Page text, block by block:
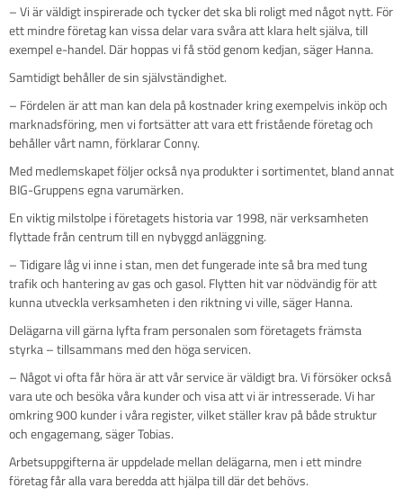
– Vi är väldigt inspirerade och tycker det ska bli roligt med något nytt. För
ett mindre företag kan vissa delar vara svåra att klara helt själva, till
exempel e-handel. Där hoppas vi få stöd genom kedjan, säger Hanna.
Samtidigt behåller de sin självständighet.
– Fördelen är att man kan dela på kostnader kring exempelvis inköp och
marknadsföring, men vi fortsätter att vara ett fristående företag och
behåller vårt namn, förklarar Conny.
Med medlemskapet följer också nya produkter i sortimentet, bland annat
BIG-Gruppens egna varumärken.
En viktig milstolpe i företagets historia var 1998, när verksamheten
flyttade från centrum till en nybyggd anläggning.
– Tidigare låg vi inne i stan, men det fungerade inte så bra med tung
trafik och hantering av gas och gasol. Flytten hit var nödvändig för att
kunna utveckla verksamheten i den riktning vi ville, säger Hanna.
Delägarna vill gärna lyfta fram personalen som företagets främsta
styrka – tillsammans med den höga servicen.
– Något vi ofta får höra är att vår service är väldigt bra. Vi försöker också
vara ute och besöka våra kunder och visa att vi är intresserade. Vi har
omkring 900 kunder i våra register, vilket ställer krav på både struktur
och engagemang, säger Tobias.
Arbetsuppgifterna är uppdelade mellan delägarna, men i ett mindre
företag får alla vara beredda att hjälpa till där det behövs.